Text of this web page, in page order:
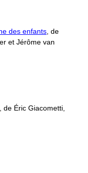
des enfants , de
et Jérôme van
, de Éric Giacometti,